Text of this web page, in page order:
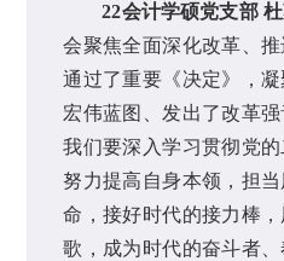
22会计学硕党支部 杜
会聚焦全面深化改革、
通过了重要《决定》，
宏伟蓝图、发出了改革
我们要深入学习贯彻党
努力提高自身本领，担
命，接好时代的接力棒
歌，成为时代的奋斗者